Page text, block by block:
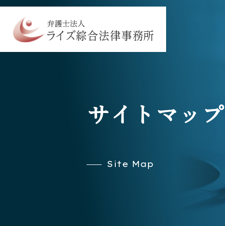
サイトマップ
Site Map